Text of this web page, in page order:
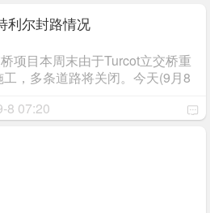
利尔封路情况
项目本周末由于Turcot立交桥重
，多条道路将关闭。今天(9月8
关闭，直至下周一早上5点。
8 07:20